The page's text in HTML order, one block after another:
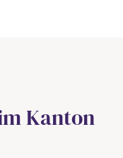
Kanton